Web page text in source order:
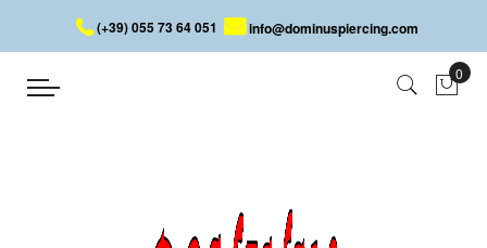
(+39) 055 73 64 051 info@dominuspiercing.com
Ring